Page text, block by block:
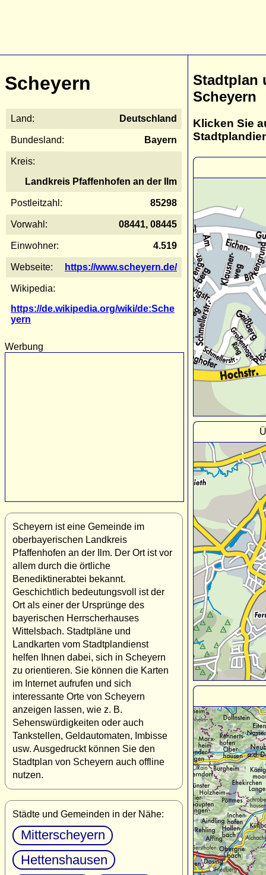
Scheyern
Land: Deutschland
Bundesland: Bayern
Kreis:
Landkreis Pfaffenhofen an der Ilm
Postleitzahl: 85298
Vorwahl: 08441, 08445
Einwohner: 4.519
Webseite: https://www.scheyern.de/
Wikipedia:
https://de.wikipedia.org/wiki/de:Sche
yern
Werbung
Scheyern ist eine Gemeinde im
oberbayerischen Landkreis
Pfaffenhofen an der Ilm. Der Ort ist vor
allem durch die örtliche
Benediktinerabtei bekannt.
Geschichtlich bedeutungsvoll ist der
Ort als einer der Ursprünge des
bayerischen Herrscherhauses
Wittelsbach. Stadtpläne und
Landkarten vom Stadtplandienst
helfen Ihnen dabei, sich in Scheyern
zu orientieren. Sie können die Karten
im Internet aufrufen und sich
interessante Orte von Scheyern
anzeigen lassen, wie z. B.
Sehenswürdigkeiten oder auch
Tankstellen, Geldautomaten, Imbisse
usw. Ausgedruckt können Sie den
Stadtplan von Scheyern auch offline
nutzen.
Städte und Gemeinden in der Nähe:
Mitterscheyern
Hettenshausen
Stadtplan
Scheyern
Klicken Sie